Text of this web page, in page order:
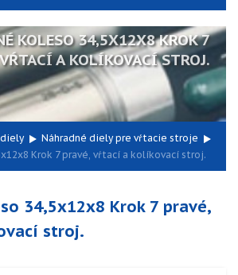
KOLESO 34,5X12X8 KROK 7
A KOLÍKOVACÍ STROJ.
Náhradné diely pre vŕtacie stroje
Krok 7 pravé, vŕtací a kolíkovací stroj.
34,5x12x8 Krok 7 pravé,
stroj.